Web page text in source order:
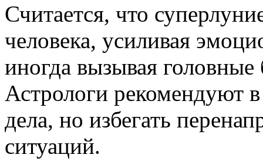
Считается, что
человека, усиливая
иногда вызывая
Астрологи рекомендуют
дела, но избегать
ситуаций.